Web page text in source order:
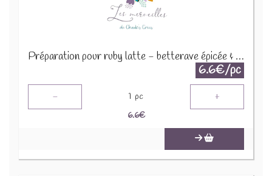
Préparation pour ruby latte - betterave épicée & vanille 30g
6.6€/pc
- 1 pc +
6.6€